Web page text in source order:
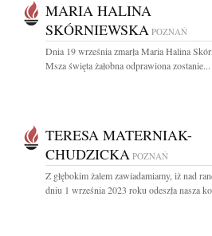
MARIA HALINA
SKÓRNIEWSKA POZNAŃ
Dnia 19 września zmarła Maria Halina
Msza święta żałobna odprawiona zostanie...
TERESA MATERNIAK-
CHUDZICKA POZNAŃ
Z głębokim żalem zawiadamiamy, iż nad
dniu 1 września 2023 roku odeszła nasza